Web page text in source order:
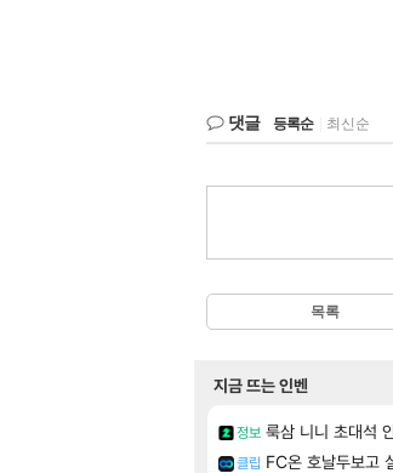
댓글 등록순 최신순
목록
지금 뜨는 인벤
정보 룩삼 니니 초대석
클립 FC온 호날두보고